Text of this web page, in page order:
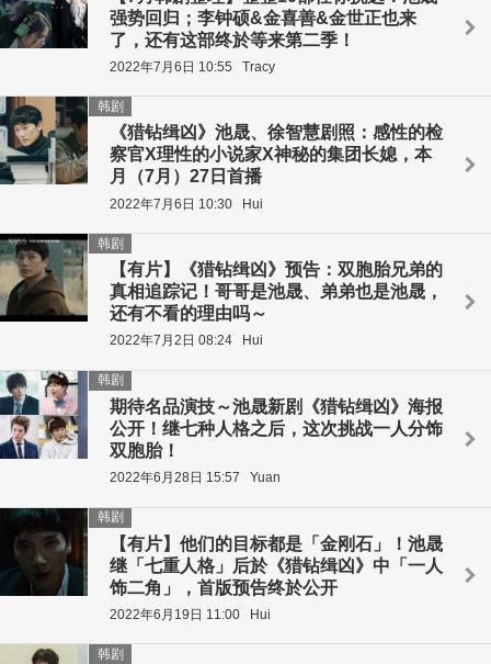
强势回归；李钟硕&金喜善&金世正也来
了，还有这部终於等来第二季！
2022年7月6日 10:55 Tracy
《猎钻缉凶》池晟、徐智慧剧照：感性的检
察官X理性的小说家X神秘的集团长媳，本
月（7月）27日首播
韩剧
2022年7月6日 10:30 Hui
【有片】《猎钻缉凶》预告：双胞胎兄弟的
真相追踪记！哥哥是池晟、弟弟也是池晟，
还有不看的理由吗～
韩剧
2022年7月2日 08:24 Hui
期待名品演技～池晟新剧《猎钻缉凶》海报
公开！继七种人格之后，这次挑战一人分饰
双胞胎！
韩剧
2022年6月28日 15:57 Yuan
【有片】他们的目标都是「金刚石」！池晟
继「七重人格」后於《猎钻缉凶》中「一人
饰二角」，首版预告终於公开
韩剧
2022年6月19日 11:00 Hui
韩剧